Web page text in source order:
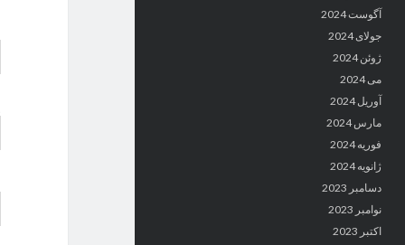
آگوست 2024
جولای 2024
ژوئن 2024
می 2024
آوریل 2024
مارس 2024
فوریه 2024
ژانویه 2024
دسامبر 2023
نوامبر 2023
اکتبر 2023